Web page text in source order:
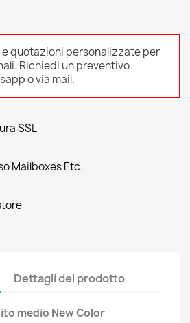
quotazioni personalizzate per
Richiedi un preventivo.
o via mail.
SSL
Mailboxes Etc.
Dettagli del prodotto
medio New Color